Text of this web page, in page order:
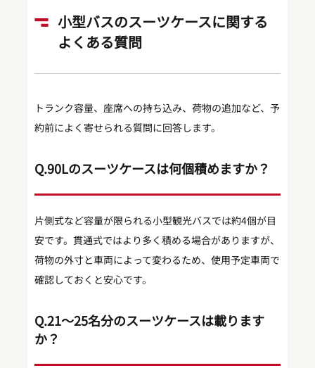
小型バスのスーツケースに関する
よくある質問
トランク容量、座席への持ち込み、荷物の追加など、予
約前によく寄せられる質問に回答します。
Q.90Lのスーツケースは何個積めますか？
片側式など容量が限られる小型観光バスでは約4個が目
安です。貫通式ではより多く積める場合がありますが、
荷物の外寸と車両によって変わるため、使用予定車両で
確認しておくと安心です。
Q.21〜25名分のスーツケースは載ります
か？